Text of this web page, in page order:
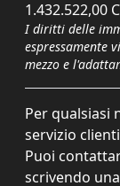
1.432.522,00
I diritti delle
espressamente
mezzo e
Per qualsiasi
servizio
Puoi
scrivendo